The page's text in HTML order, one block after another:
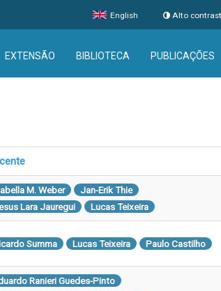
English Alto
EXTENSÃO BIBLIOTECA PUBLICAÇÕES
M. Weber
Jan-Erik Thie
Lara Jauregui
Lucas Teixeira
Summa Lucas Teixeira Paulo Castilho
Ranieri Guedes-Pinto